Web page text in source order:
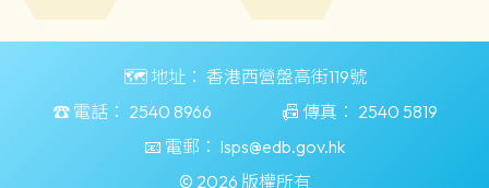
🗺️ 地址： 香港西營盤高街119號
☎️ 電話： 2540 8966 📠 傳真： 2540 5819
📧 電郵： lsps@edb.gov.hk
© 2026 版權所有